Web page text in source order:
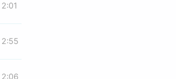
2:01
2:55
2:06